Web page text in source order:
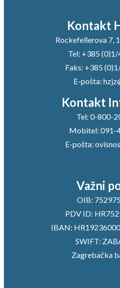
Kontakt
Rockefellerova 7,
Tel: +385 (0)1/
Faks: +385
E-pošta:
Kontakt
Tel: 0-800-
Mobitel: 091-
E-pošta:
Važni
OIB:
PDV ID:
IBAN:
SWIFT:
Zagrebačka